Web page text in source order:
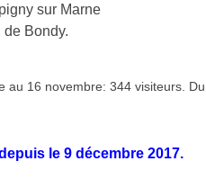
sur Marne
Bondy.
au 16 novembre: 344 visiteurs.
le 9 décembre 2017.